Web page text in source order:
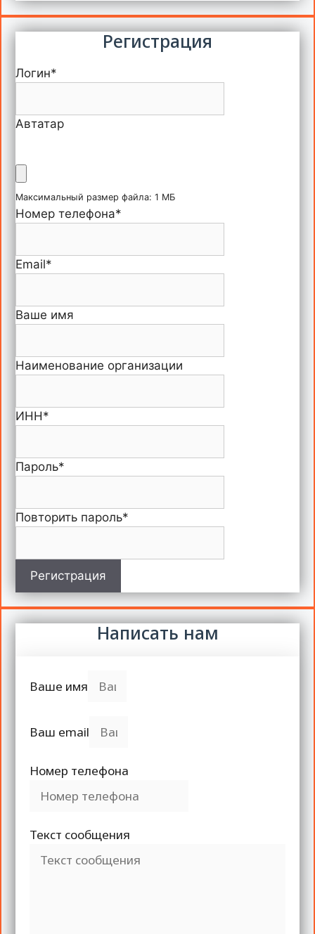
Регистрация
Логин*
Автатар
Максимальный размер файла: 1 МБ
Номер телефона*
Email*
Ваше имя
Наименование организации
ИНН*
Пароль*
Повторить пароль*
Регистрация
Написать нам
Ваше имя
Ваш email
Номер телефона
Текст сообщения